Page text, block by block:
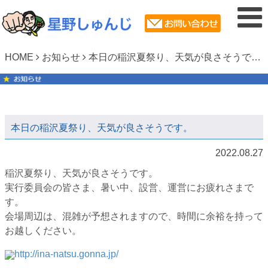
HOME お知らせ 本日の稲沢夏祭り、天気が良さそうです。
本日の稲沢夏祭り、天気が良さそうです。
2022.08.27
稲沢夏祭り、天気が良さそうです。
実行委員会の皆さま、暑い中、設営、運営にお疲れさまで
す。
会場周辺は、混雑が予想されますので、時間に余裕を持って
お越しください。
http://ina-natsu.gonna.jp/